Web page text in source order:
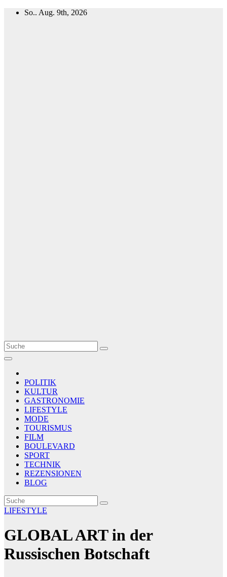
Zum
So.. Aug. 9th, 2026
Le Matin
AGENCE DE PRESSE
POLITIK
KULTUR
GASTRONOMIE
LIFESTYLE
MODE
TOURISMUS
FILM
BOULEVARD
SPORT
TECHNIK
REZENSIONEN
BLOG
LIFESTYLE
GLOBAL ART in der
Russischen Botschaft